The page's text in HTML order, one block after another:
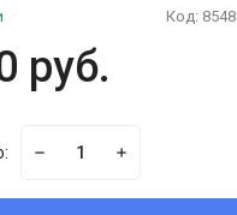
Код: 8548
руб.